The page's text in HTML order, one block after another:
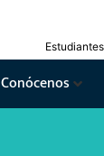
Estudiantes
Conócenos